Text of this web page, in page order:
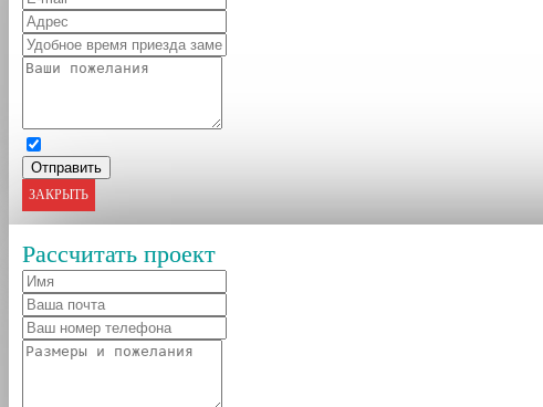
ЗАКРЫТЬ
Рассчитать проект